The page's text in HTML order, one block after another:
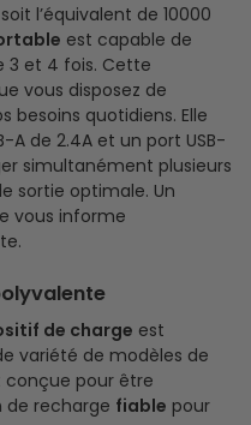
l’équivalent de 10000
est capable de
3 et 4 fois. Cette
vous disposez de
besoins quotidiens. Elle
A de 2.4A et un port USB-
simultanément plusieurs
sortie optimale. Un
vous informe
de charge est
variété de modèles de
conçue pour être
de recharge fiable pour